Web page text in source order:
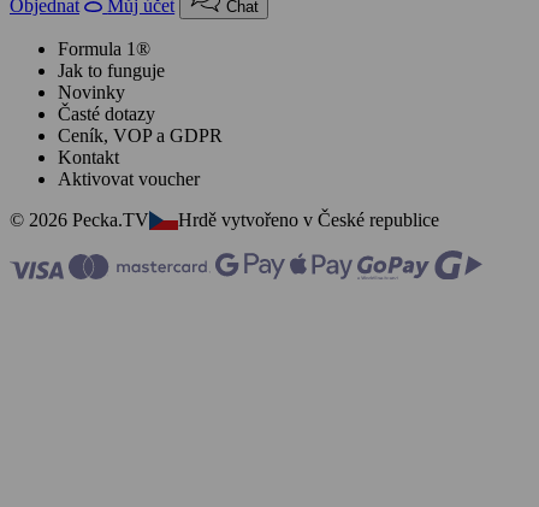
Objednat
Můj účet Chat
Formula 1®
Jak to funguje
Novinky
Časté dotazy
Ceník, VOP a GDPR
Kontakt
Aktivovat voucher
© 2026 Pecka.TV
Hrdě vytvořeno v České republice